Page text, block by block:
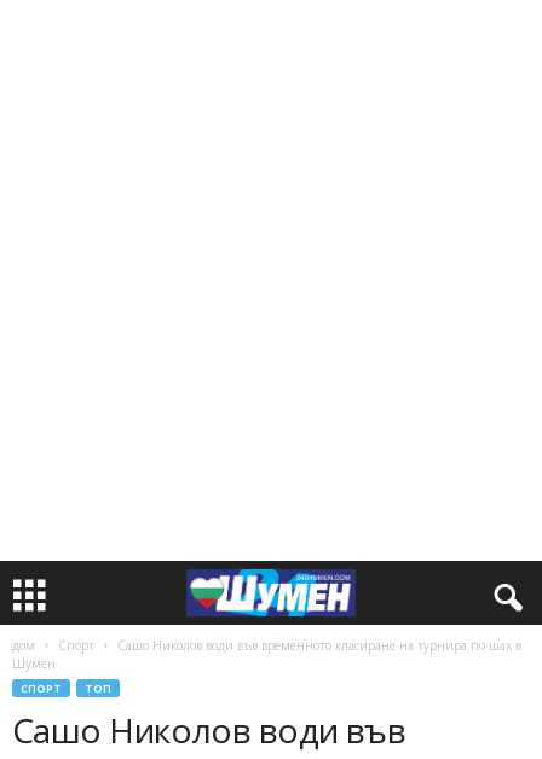
дом Спорт
Сашо Николов води във временното класиране на турнира по шах в
Шумен
СПОРТ ТОП
Сашо Николов води във